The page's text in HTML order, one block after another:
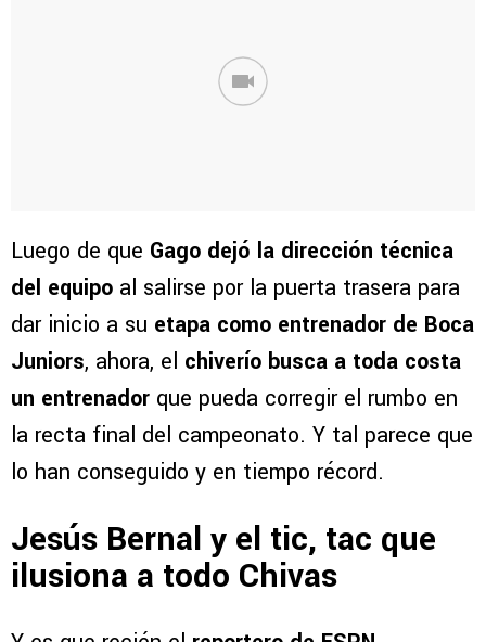
Luego de que Gago dejó la dirección técnica
del equipo al salirse por la puerta trasera para
dar inicio a su etapa como entrenador de Boca
Juniors, ahora, el chiverío busca a toda costa
un entrenador que pueda corregir el rumbo en
la recta final del campeonato. Y tal parece que
lo han conseguido y en tiempo récord.
Jesús Bernal y el tic, tac que
ilusiona a todo Chivas